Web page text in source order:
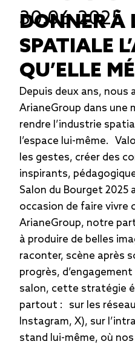
...
30.06.2025
DONNER À
SPATIALE
QU’ELLE
Depuis deux ans, nous
ArianeGroup dans une
rendre l’industrie
l’espace lui-même.
les gestes, créer des
inspirants,
Salon du Bourget 2025
occasion de faire
ArianeGroup, notre
à produire de belles
raconter, scène après
progrès,
salon, cette stratégie
partout : sur les
Instagram, X), sur
stand lui-même, où